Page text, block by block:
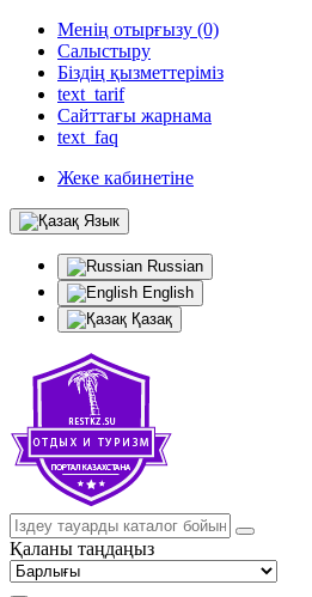
Менің отырғызу (0)
Салыстыру
Біздің қызметтеріміз
text_tarif
Сайттағы жарнама
text_faq
Жеке кабинетіне
Язык
Russian
English
Қазақ
Қаланы таңдаңыз